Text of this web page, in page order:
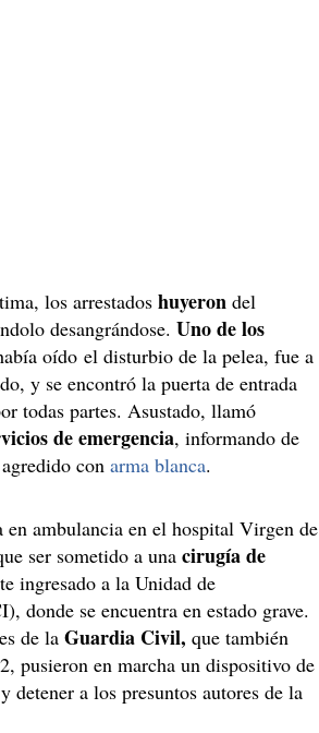
los arrestadoshuyeron del
desangrándose.Uno de los
oído el disturbio de la pelea, fue a
y se encontró la puerta de entrada
todas partes. Asustado, llamó
de emergencia, informando de
conarma blanca.
ambulancia en el hospital Virgen de
ser sometido a unacirugía de
ingresado a la Unidad de
donde se encuentra en estado grave.
de laGuardia Civil, que también
pusieron en marcha un dispositivo de
detener a los presuntos autores de la